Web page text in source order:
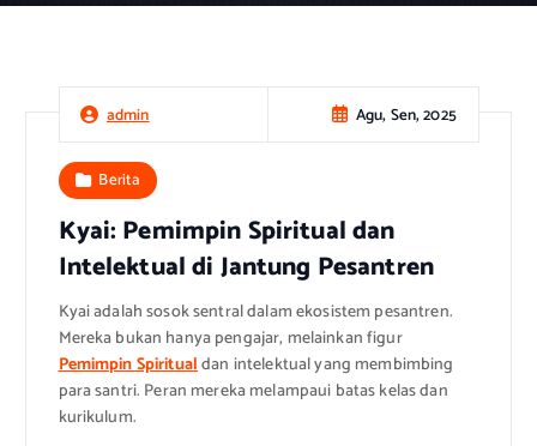
admin Agu, Sen, 2025
Berita
Kyai: Pemimpin Spiritual dan
Intelektual di Jantung Pesantren
Kyai adalah sosok sentral dalam ekosistem pesantren.
Mereka bukan hanya pengajar, melainkan figur
Pemimpin Spiritualdan intelektual yang membimbing
para santri. Peran mereka melampaui batas kelas dan
kurikulum.